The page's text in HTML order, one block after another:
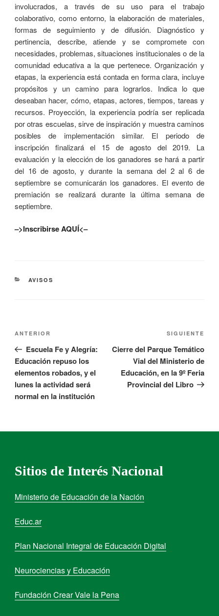
involucrados, a través de su uso para el trabajo
colaborativo, como entorno, la elaboración de materiales,
formas de seguimiento y de difusión. Diagnóstico y
pertinencia, describe, atiende y se compromete con
necesidades, problemas, situaciones institucionales o de la
comunidad educativa a la que pertenece. Organización y
etapas, la experiencia está contada en forma clara, incluye
propósitos y un camino para lograrlos. Indica lo que
deseaban hacer, cómo, etapas, actores, tiempos, tareas y
recursos. Proyección, la experiencia podría ser replicada
por otras escuelas, sirve de inspiración y muestra caminos
posibles de implementación similar. El periodo de
inscripción finalizará el 15 de agosto del 2019. La
evaluación y la elección de los ganadores se hará a partir
del 16 de agosto, y durante la semana del 2 al 6 de
septiembre se comunicarán los ganadores. El evento de
premiación se realizará durante la última semana de
septiembre.
–>Inscribirse AQUÍ<–
AVISOS
ANTERIOR
Escuela Fe y Alegría:
Educación repuso los
elementos robados, y el
lunes la actividad será
normal en la institución
SIGUIENTE
Cierre del Parque Temático
Vial del Ministerio de
Educación, en la 9º Feria
Provincial del Libro
Sitios de Interés Nacional
Ministerio de Educación de la Nación
Educ.ar
Plan Nacional Integral de Educación Digital
Neurociencias y Educación
Fundación Crear Vale la Pena